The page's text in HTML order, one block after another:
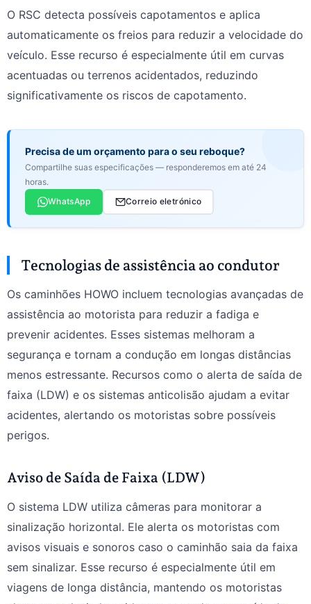
O RSC detecta possíveis capotamentos e aplica
automaticamente os freios para reduzir a velocidade do
veículo. Esse recurso é especialmente útil em curvas
acentuadas ou terrenos acidentados, reduzindo
significativamente os riscos de capotamento.
Precisa de um orçamento para o seu reboque?
Compartilhe suas especificações — responderemos em até 24
horas.
WhatsApp
Correio eletrónico
Tecnologias de assistência ao condutor
Os caminhões HOWO incluem tecnologias avançadas de
assistência ao motorista para reduzir a fadiga e
prevenir acidentes. Esses sistemas melhoram a
segurança e tornam a condução em longas distâncias
menos estressante. Recursos como o alerta de saída de
faixa (LDW) e os sistemas anticolisão ajudam a evitar
acidentes, alertando os motoristas sobre possíveis
perigos.
Aviso de Saída de Faixa (LDW)
O sistema LDW utiliza câmeras para monitorar a
sinalização horizontal. Ele alerta os motoristas com
avisos visuais e sonoros caso o caminhão saia da faixa
sem sinalizar. Esse recurso é especialmente útil em
viagens de longa distância, mantendo os motoristas